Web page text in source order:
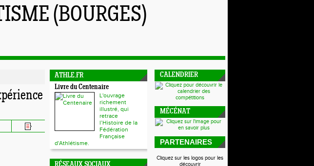
(BOURGES)
ATHLE.FR
Livre du Centenaire
L'ouvrage
richement
illustré, qui
retrace
l’Histoire de la
Fédération
Française
d'Athlétisme.
CALENDRIER
MÉCÉNAT
PARTENAIRES
Cliquez sur les logos pour les
découvrir